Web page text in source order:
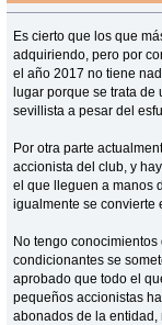
Es cierto que los que
adquiriendo, pero por
el año 2017 no tiene
lugar porque se trata
sevillista a pesar del
Por otra parte
accionista del club, y
el que lleguen a manos
igualmente se convierte
No tengo
condicionantes se
aprobado que todo el
pequeños accionistas
abonados de la